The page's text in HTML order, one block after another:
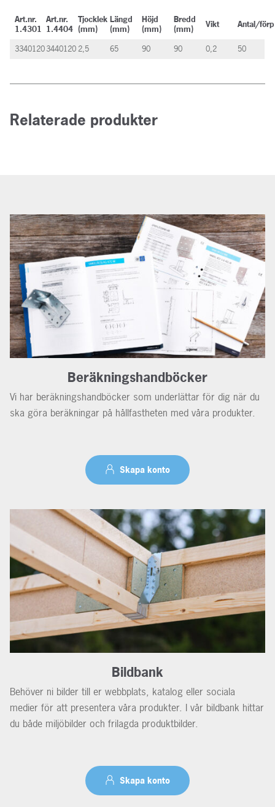
Art.nr.
1.4301
Art.nr.
1.4404
Tjocklek
(mm)
Längd
(mm)
Höjd
(mm)
Bredd
(mm)
Vikt Antal/förp
334012034401202,5 65 90 90 0,2 50
Relaterade produkter
Beräkningshandböcker
Vi har beräkningshandböcker som underlättar för dig när du
ska göra beräkningar på hållfastheten med våra produkter.
Skapa konto
Bildbank
Behöver ni bilder till er webbplats, katalog eller sociala
medier för att presentera våra produkter. I vår bildbank hittar
du både miljöbilder och frilagda produktbilder.
Skapa konto